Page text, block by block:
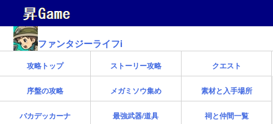
ファンタジーライフi
攻略トップ ストーリー攻略 クエスト
序盤の攻略 メガミソウ集め 素材と入手場所
バカデッカーナ 最強武器/道具 祠と仲間一覧